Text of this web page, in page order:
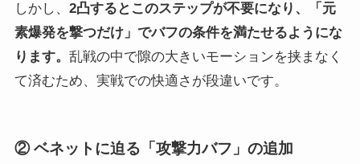
しかし、 2凸するとこのステップが不要になり、「元
素爆発を撃つだけ」でバフの条件を満たせるようにな
ります。 乱戦の中で隙の大きいモーションを挟まなく
て済むため、実戦での快適さが段違いです。
② ベネットに迫る「攻撃力バフ」の追加